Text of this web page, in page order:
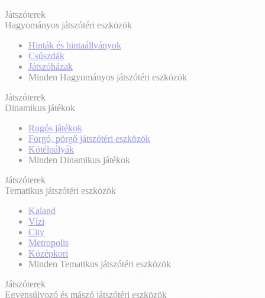
Játszóterek
Hagyományos játszótéri eszközök
Hinták és hintaállványok
Csúszdák
Játszóházak
Minden Hagyományos játszótéri eszközök
Játszóterek
Dinamikus játékok
Rugós játékok
Forgó, pörgő játszótéri eszközök
Kötélpályák
Minden Dinamikus játékok
Játszóterek
Tematikus játszótéri eszközök
Kaland
Vízi
City
Metropolis
Középkori
Minden Tematikus játszótéri eszközök
Játszóterek
Egyensúlyozó és mászó játszótéri eszközök